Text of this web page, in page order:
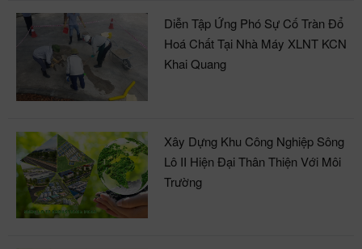
Diễn Tập Ứng Phó Sự Cố Tràn Đổ
Hoá Chất Tại Nhà Máy XLNT KCN
Khai Quang
Xây Dựng Khu Công Nghiệp Sông
Lô II Hiện Đại Thân Thiện Với Môi
Trường